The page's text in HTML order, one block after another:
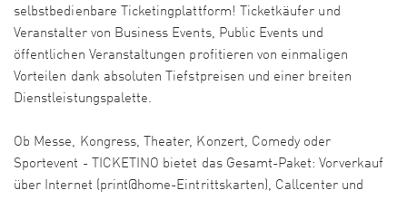
selbstbedienbare Ticketingplattform! Ticketkäufer und
Veranstalter von Business Events, Public Events und
öffentlichen Veranstaltungen profitieren von einmaligen
Vorteilen dank absoluten Tiefstpreisen und einer breiten
Dienstleistungspalette.
Ob Messe, Kongress, Theater, Konzert, Comedy oder
Sportevent - TICKETINO bietet das Gesamt-Paket: Vorverkauf
über Internet (print@home-Eintrittskarten), Callcenter und